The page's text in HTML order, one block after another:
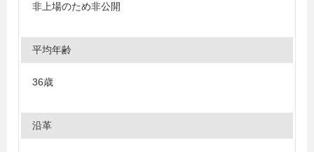
非上場のため非公開
平均年齢
36歳
沿革